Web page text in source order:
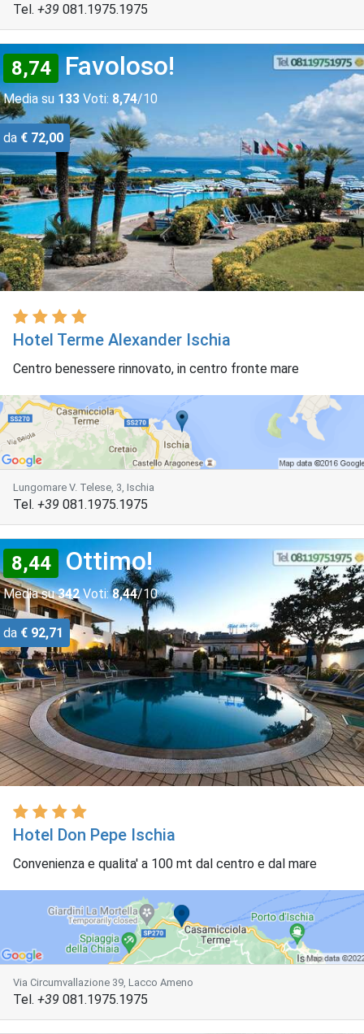
Tel. +39 081.1975.1975
8,74 Favoloso!
Media su 133 Voti: 8,74/10
da € 72,00
Hotel Terme Alexander Ischia
Centro benessere rinnovato, in centro fronte mare
Lungomare V. Telese, 3, Ischia
Tel. +39 081.1975.1975
8,44 Ottimo!
Media su342Voti: 8,44/10
da € 92,71
Hotel Don Pepe Ischia
Convenienza e qualita' a 100 mt dal centro e dal mare
Via Circumvallazione 39, Lacco Ameno
Tel. +39 081.1975.1975